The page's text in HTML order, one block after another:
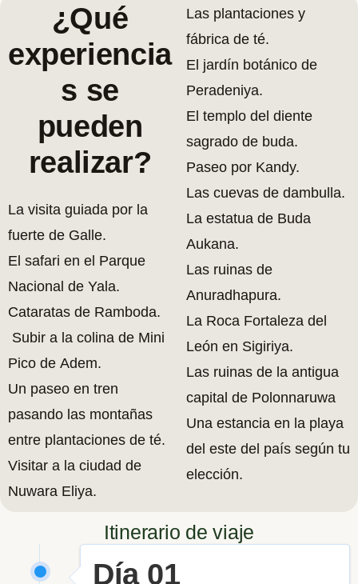
¿Qué
experiencia
s se
pueden
realizar?
La visita guiada por la
fuerte de Galle.
El safari en el Parque
Nacional de Yala.
Cataratas de Ramboda.
Subir a la colina de Mini
Pico de Adem.
Un paseo en tren
pasando las montañas
entre plantaciones de té.
Visitar a la ciudad de
Nuwara Eliya.
Las plantaciones y
fábrica de té.
El jardín botánico de
Peradeniya.
El templo del diente
sagrado de buda.
Paseo por Kandy.
Las cuevas de dambulla.
La estatua de Buda
Aukana.
Las ruinas de
Anuradhapura.
La Roca Fortaleza del
León en Sigiriya.
Las ruinas de la antigua
capital de Polonnaruwa
Una estancia en la playa
del este del país según tu
elección.
Itinerario de viaje
Día 01